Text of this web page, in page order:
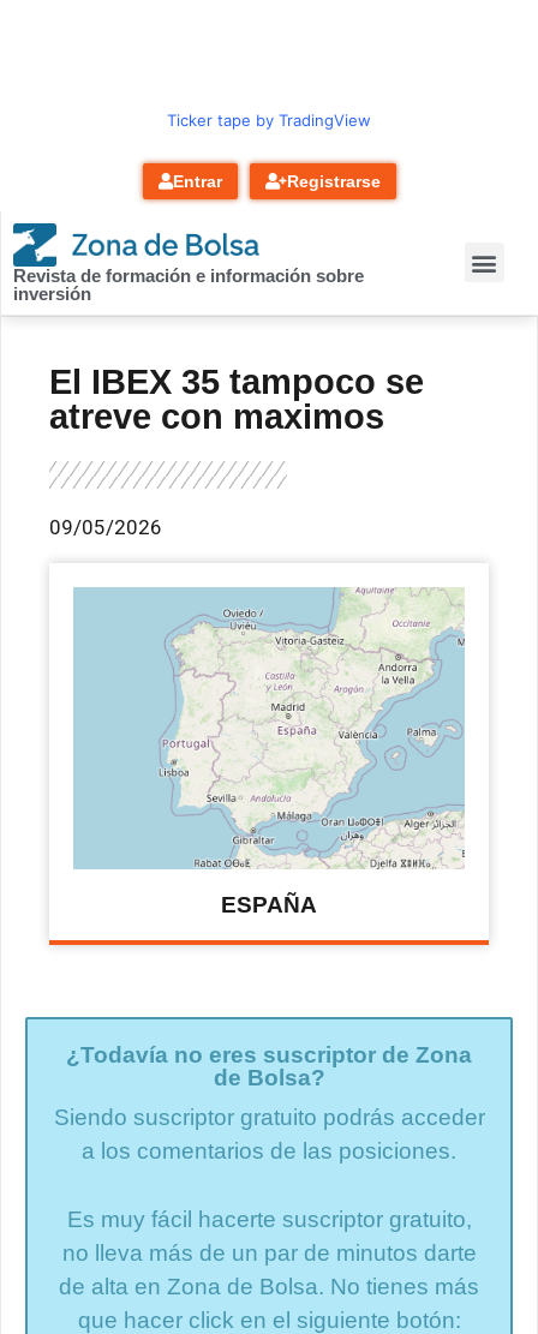
Ticker tape by TradingView
Entrar Registrarse
Revista de formación e información sobre
inversión
El IBEX 35 tampoco se
atreve con maximos
09/05/2026
ESPAÑA
¿Todavía no eres suscriptor de Zona
de Bolsa?
Siendo suscriptor gratuito podrás acceder
a los comentarios de las posiciones.
Es muy fácil hacerte suscriptor gratuito,
no lleva más de un par de minutos darte
de alta en Zona de Bolsa. No tienes más
que hacer click en el siguiente botón: